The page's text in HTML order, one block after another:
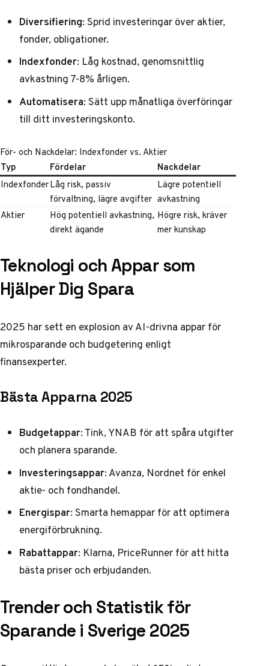
Diversifiering: Sprid investeringar över aktier,
fonder, obligationer.
Indexfonder: Låg kostnad, genomsnittlig
avkastning 7-8% årligen.
Automatisera: Sätt upp månatliga överföringar
till ditt investeringskonto.
För- och Nackdelar: Indexfonder vs. Aktier
Typ
Fördelar
Nackdelar
IndexfonderLåg risk, passiv
förvaltning, lägre avgifter
Lägre potentiell
avkastning
Aktier
Hög potentiell avkastning,
direkt ägande
Högre risk, kräver
mer kunskap
Teknologi och Appar som
Hjälper Dig Spara
2025 har sett en explosion av AI-drivna appar för
mikrosparande och budgetering enligt
finansexperter.
Bästa Apparna 2025
Budgetappar: Tink, YNAB för att spåra utgifter
och planera sparande.
Investeringsappar: Avanza, Nordnet för enkel
aktie- och fondhandel.
Energispar: Smarta hemappar för att optimera
energiförbrukning.
Rabattappar: Klarna, PriceRunner för att hitta
bästa priser och erbjudanden.
Trender och Statistik för
Sparande i Sverige 2025